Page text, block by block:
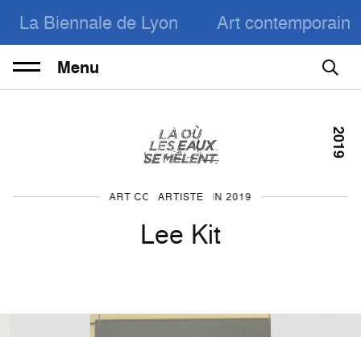
La Biennale de Lyon Art contemporain
Menu
ART CONTEMPORAIN 2019
ARTISTE
Lee Kit
2019